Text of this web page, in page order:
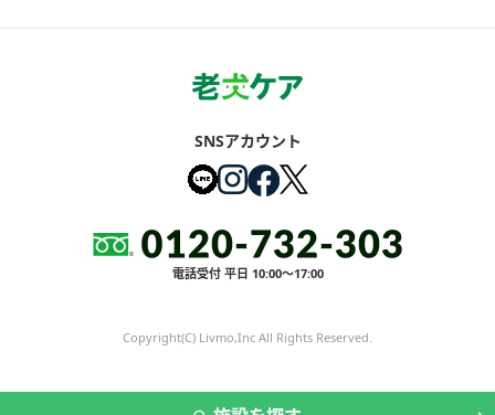
SNSアカウント
電話受付 平日 10:00～17:00
Copyright(C) Livmo,Inc All Rights Reserved.